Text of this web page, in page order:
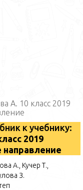
А. 10 класс 2019
к учебнику:
2019
А., Кучер Т.,
З.